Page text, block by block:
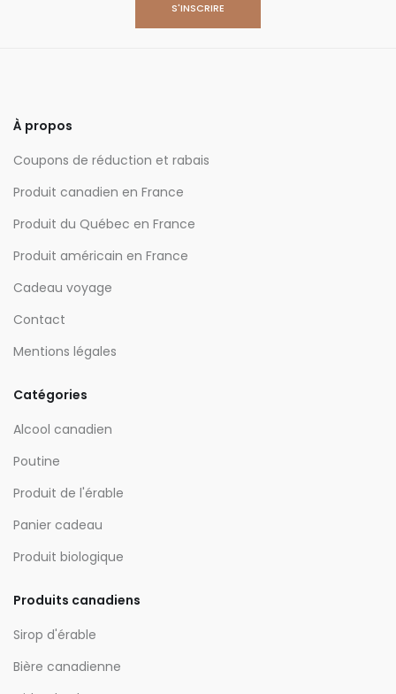
À propos
Coupons de réduction et rabais
Produit canadien en France
Produit du Québec en France
Produit américain en France
Cadeau voyage
Contact
Mentions légales
Catégories
Alcool canadien
Poutine
Produit de l'érable
Panier cadeau
Produit biologique
Produits canadiens
Sirop d'érable
Bière canadienne